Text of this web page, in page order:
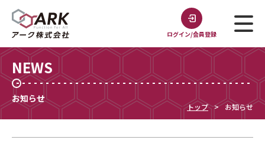
ログイン/会員登録
NEWS
お知らせ
トップ お知らせ